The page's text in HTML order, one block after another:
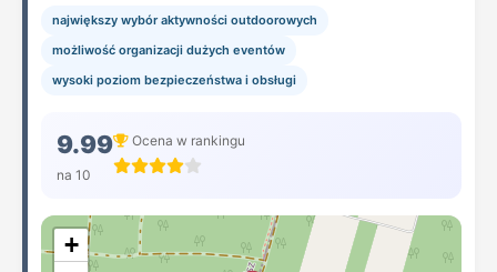
największy wybór aktywności outdoorowych
możliwość organizacji dużych eventów
wysoki poziom bezpieczeństwa i obsługi
9.99
na 10
Ocena w rankingu
+